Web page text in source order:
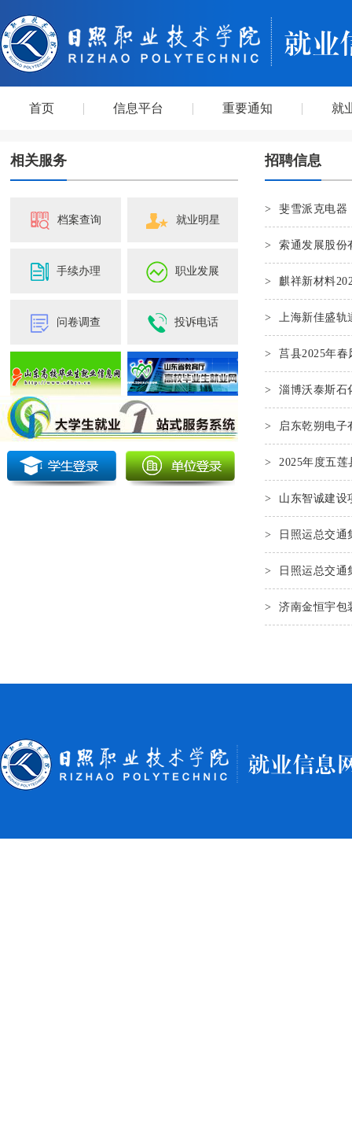
首页 信息平台 重要通知 就
相关服务
档案查询 就业明星
手续办理 职业发展
问卷调查 投诉电话
招聘信息
> 斐雪派克电器
> 索通发展股份
> 麒祥新材料
> 上海新佳盛轨
> 莒县2025年
> 淄博沃泰斯石
> 启东乾朔电子
> 2025年度五
> 山东智诚建设
> 日照运总交
> 日照运总交
> 济南金恒宇包